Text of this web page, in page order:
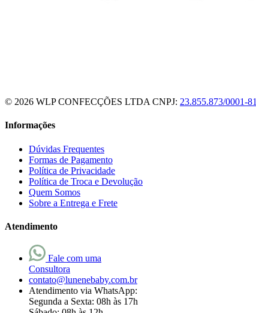
© 2026 WLP CONFECÇÕES LTDA CNPJ: 23.855.873/0001-81
Informações
Dúvidas Frequentes
Formas de Pagamento
Política de Privacidade
Política de Troca e Devolução
Quem Somos
Sobre a Entrega e Frete
Atendimento
Fale com uma
Consultora
contato@lunenebaby.com.br
Atendimento via WhatsApp:
Segunda a Sexta: 08h às 17h